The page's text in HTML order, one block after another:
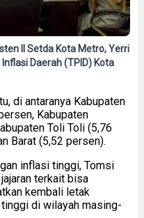
II Setda Kota Metro, Yerri
Daerah (TPID) Kota
di antaranya Kabupaten
Kabupaten
Toli Toli (5,76
Barat (5,52 persen).
inflasi tinggi, Tomsi
terkait bisa
kembali letak
di wilayah masing-